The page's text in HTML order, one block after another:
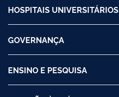
HOSPITAIS UNIVERSITÁRIOS
GOVERNANÇA
ENSINO E PESQUISA